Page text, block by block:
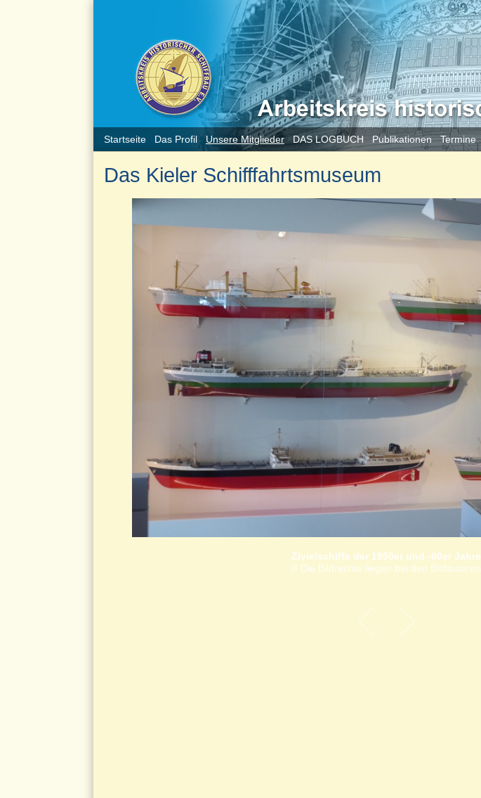
Startseite Das Profil Unsere Mitglieder DAS LOGBUCH Publikationen Termine
Das Kieler Schifffahrtsmuseum
Zivielschiffe der 1950er und -60er Jahre
© Die Bildrechte liegen bei den Bildautoren